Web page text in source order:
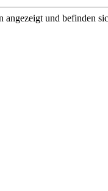
angezeigt und befinden